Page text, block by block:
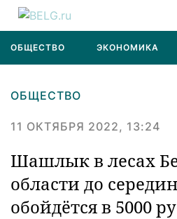
ОБЩЕСТВО ЭКОНОМИКА
ОБЩЕСТВО
11 ОКТЯБРЯ 2022, 13:24
Шашлык в лесах
области до
обойдётся в 5000